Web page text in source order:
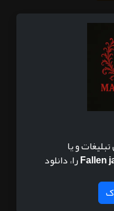
و یا
Fallenرا، دانلود